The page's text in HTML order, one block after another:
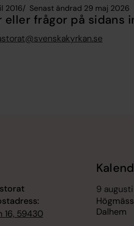
2016 Senast ändrad 29 maj 2026
eller frågor på sidans
16, 59430
9 augusti
Dalhem